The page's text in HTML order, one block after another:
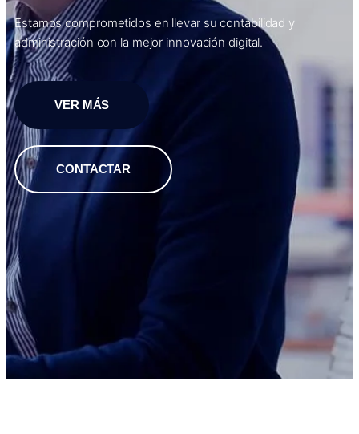
Estamos comprometidos en llevar su contabilidad y
administración con la mejor innovación digital.
VER MÁS
CONTACTAR